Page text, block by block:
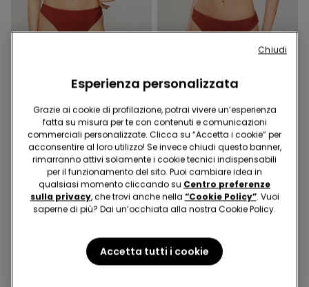
Bikini Brasiliano Paradise
Bay Rum
9,99 € 6,00 €-40%
Bikini Slip Classico
Paradise Bay Rum
9,99 € 6,00 €-40%
Esperienza personalizzata
Grazie ai cookie di profilazione, potrai vivere un’esperienza
fatta su misura per te con contenuti e comunicazioni
commerciali personalizzate. Clicca su “Accetta i cookie” per
acconsentire al loro utilizzo! Se invece chiudi questo banner,
rimarranno attivi solamente i cookie tecnici indispensabili
per il funzionamento del sito. Puoi cambiare idea in
qualsiasi momento cliccando su Centro preferenze
sulla privacy, che trovi anche nella “Cookie Policy”. Vuoi
saperne di più? Dai un’occhiata alla nostra Cookie Policy.
Accetta tutti i cookie
Chiudi